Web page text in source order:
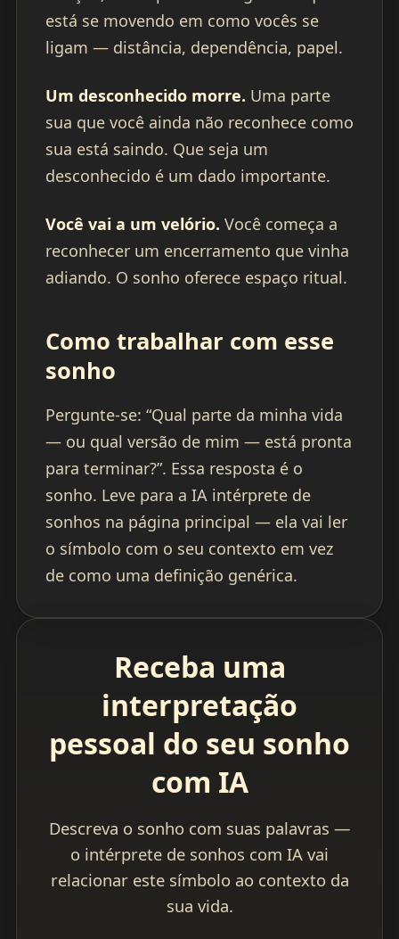
está se movendo em como vocês se
ligam — distância, dependência, papel.
Um desconhecido morre. Uma parte
sua que você ainda não reconhece como
sua está saindo. Que seja um
desconhecido é um dado importante.
Você vai a um velório. Você começa a
reconhecer um encerramento que vinha
adiando. O sonho oferece espaço ritual.
Como trabalhar com esse
sonho
Pergunte-se: “Qual parte da minha vida
— ou qual versão de mim — está pronta
para terminar?”. Essa resposta é o
sonho. Leve para a IA intérprete de
sonhos na página principal — ela vai ler
o símbolo com o seu contexto em vez
de como uma definição genérica.
Receba uma
interpretação
pessoal do seu sonho
com IA
Descreva o sonho com suas palavras —
o intérprete de sonhos com IA vai
relacionar este símbolo ao contexto da
sua vida.